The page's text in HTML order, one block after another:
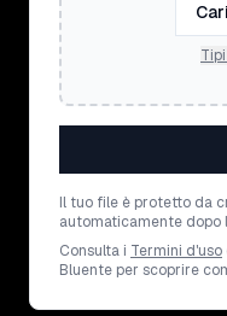
Il tuo file è protetto da
automaticamente dopo
Consulta i Termini d'uso
Bluente per scoprire